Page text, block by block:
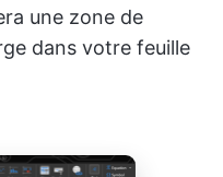
une zone de
dans votre feuille